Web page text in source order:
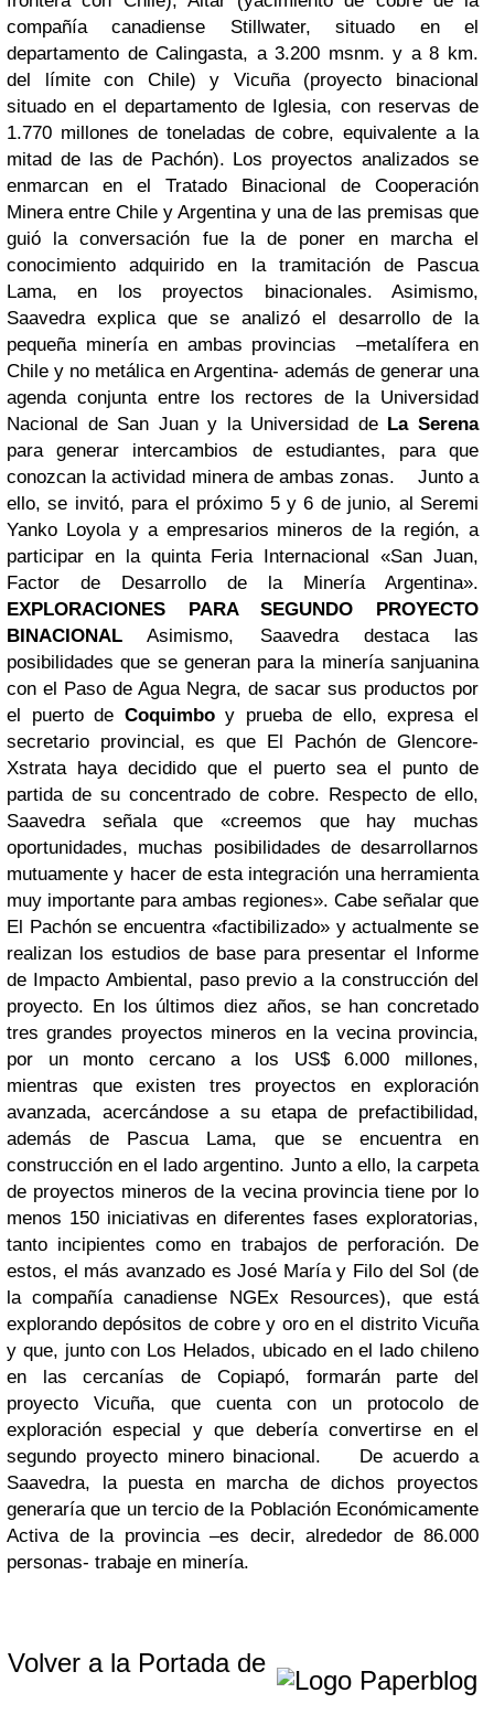
compañía canadiense Stillwater, situado en el
departamento de Calingasta, a 3.200 msnm. y a 8 km.
del límite con Chile) y Vicuña (proyecto binacional
situado en el departamento de Iglesia, con reservas de
1.770 millones de toneladas de cobre, equivalente a la
mitad de las de Pachón). Los proyectos analizados se
enmarcan en el Tratado Binacional de Cooperación
Minera entre Chile y Argentina y una de las premisas que
guió la conversación fue la de poner en marcha el
conocimiento adquirido en la tramitación de Pascua
Lama, en los proyectos binacionales. Asimismo,
Saavedra explica que se analizó el desarrollo de la
pequeña minería en ambas provincias –metalífera en
Chile y no metálica en Argentina- además de generar una
agenda conjunta entre los rectores de la Universidad
Nacional de San Juan y la Universidad de La Serena
para generar intercambios de estudiantes, para que
conozcan la actividad minera de ambas zonas. Junto a
ello, se invitó, para el próximo 5 y 6 de junio, al Seremi
Yanko Loyola y a empresarios mineros de la región, a
participar en la quinta Feria Internacional «San Juan,
Factor de Desarrollo de la Minería Argentina».
EXPLORACIONES PARA SEGUNDO PROYECTO
BINACIONAL Asimismo, Saavedra destaca las
posibilidades que se generan para la minería sanjuanina
con el Paso de Agua Negra, de sacar sus productos por
el puerto de Coquimboy prueba de ello, expresa el
secretario provincial, es que El Pachón de Glencore-
Xstrata haya decidido que el puerto sea el punto de
partida de su concentrado de cobre. Respecto de ello,
Saavedra señala que «creemos que hay muchas
oportunidades, muchas posibilidades de desarrollarnos
mutuamente y hacer de esta integración una herramienta
muy importante para ambas regiones». Cabe señalar que
El Pachón se encuentra «factibilizado» y actualmente se
realizan los estudios de base para presentar el Informe
de Impacto Ambiental, paso previo a la construcción del
proyecto. En los últimos diez años, se han concretado
tres grandes proyectos mineros en la vecina provincia,
por un monto cercano a los US$ 6.000 millones,
mientras que existen tres proyectos en exploración
avanzada, acercándose a su etapa de prefactibilidad,
además de Pascua Lama, que se encuentra en
construcción en el lado argentino. Junto a ello, la carpeta
de proyectos mineros de la vecina provincia tiene por lo
menos 150 iniciativas en diferentes fases exploratorias,
tanto incipientes como en trabajos de perforación. De
estos, el más avanzado es José María y Filo del Sol (de
la compañía canadiense NGEx Resources), que está
explorando depósitos de cobre y oro en el distrito Vicuña
y que, junto con Los Helados, ubicado en el lado chileno
en las cercanías de Copiapó, formarán parte del
proyecto Vicuña, que cuenta con un protocolo de
exploración especial y que debería convertirse en el
segundo proyecto minero binacional. De acuerdo a
Saavedra, la puesta en marcha de dichos proyectos
generaría que un tercio de la Población Económicamente
Activa de la provincia –es decir, alrededor de 86.000
personas- trabaje en minería.
Volver a la Portada de